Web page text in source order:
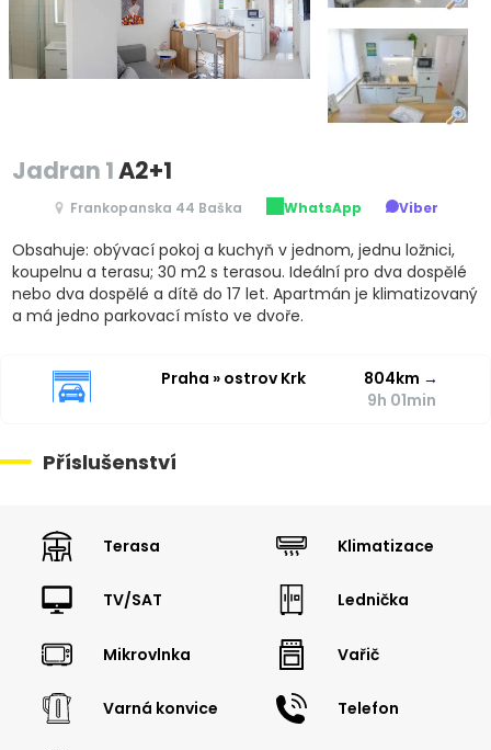
Jadran 1A2+1
Frankopanska 44 Baška WhatsApp Viber
Obsahuje: obývací pokoj a kuchyň v jednom, jednu ložnici,
koupelnu a terasu; 30 m2 s terasou. Ideální pro dva dospělé
nebo dva dospělé a dítě do 17 let. Apartmán je klimatizovaný
a má jedno parkovací místo ve dvoře.
Praha » ostrov Krk 804km →
9h 01min
Příslušenství
Terasa Klimatizace
TV/SAT Lednička
Mikrovlnka Vařič
Varná konvice Telefon